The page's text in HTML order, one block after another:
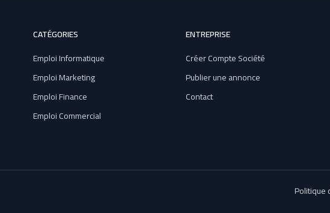
CATÉGORIES
Emploi Informatique
Emploi Marketing
Emploi Finance
Emploi Commercial
ENTREPRISE
Créer Compte Société
Publier une annonce
Contact
Politique